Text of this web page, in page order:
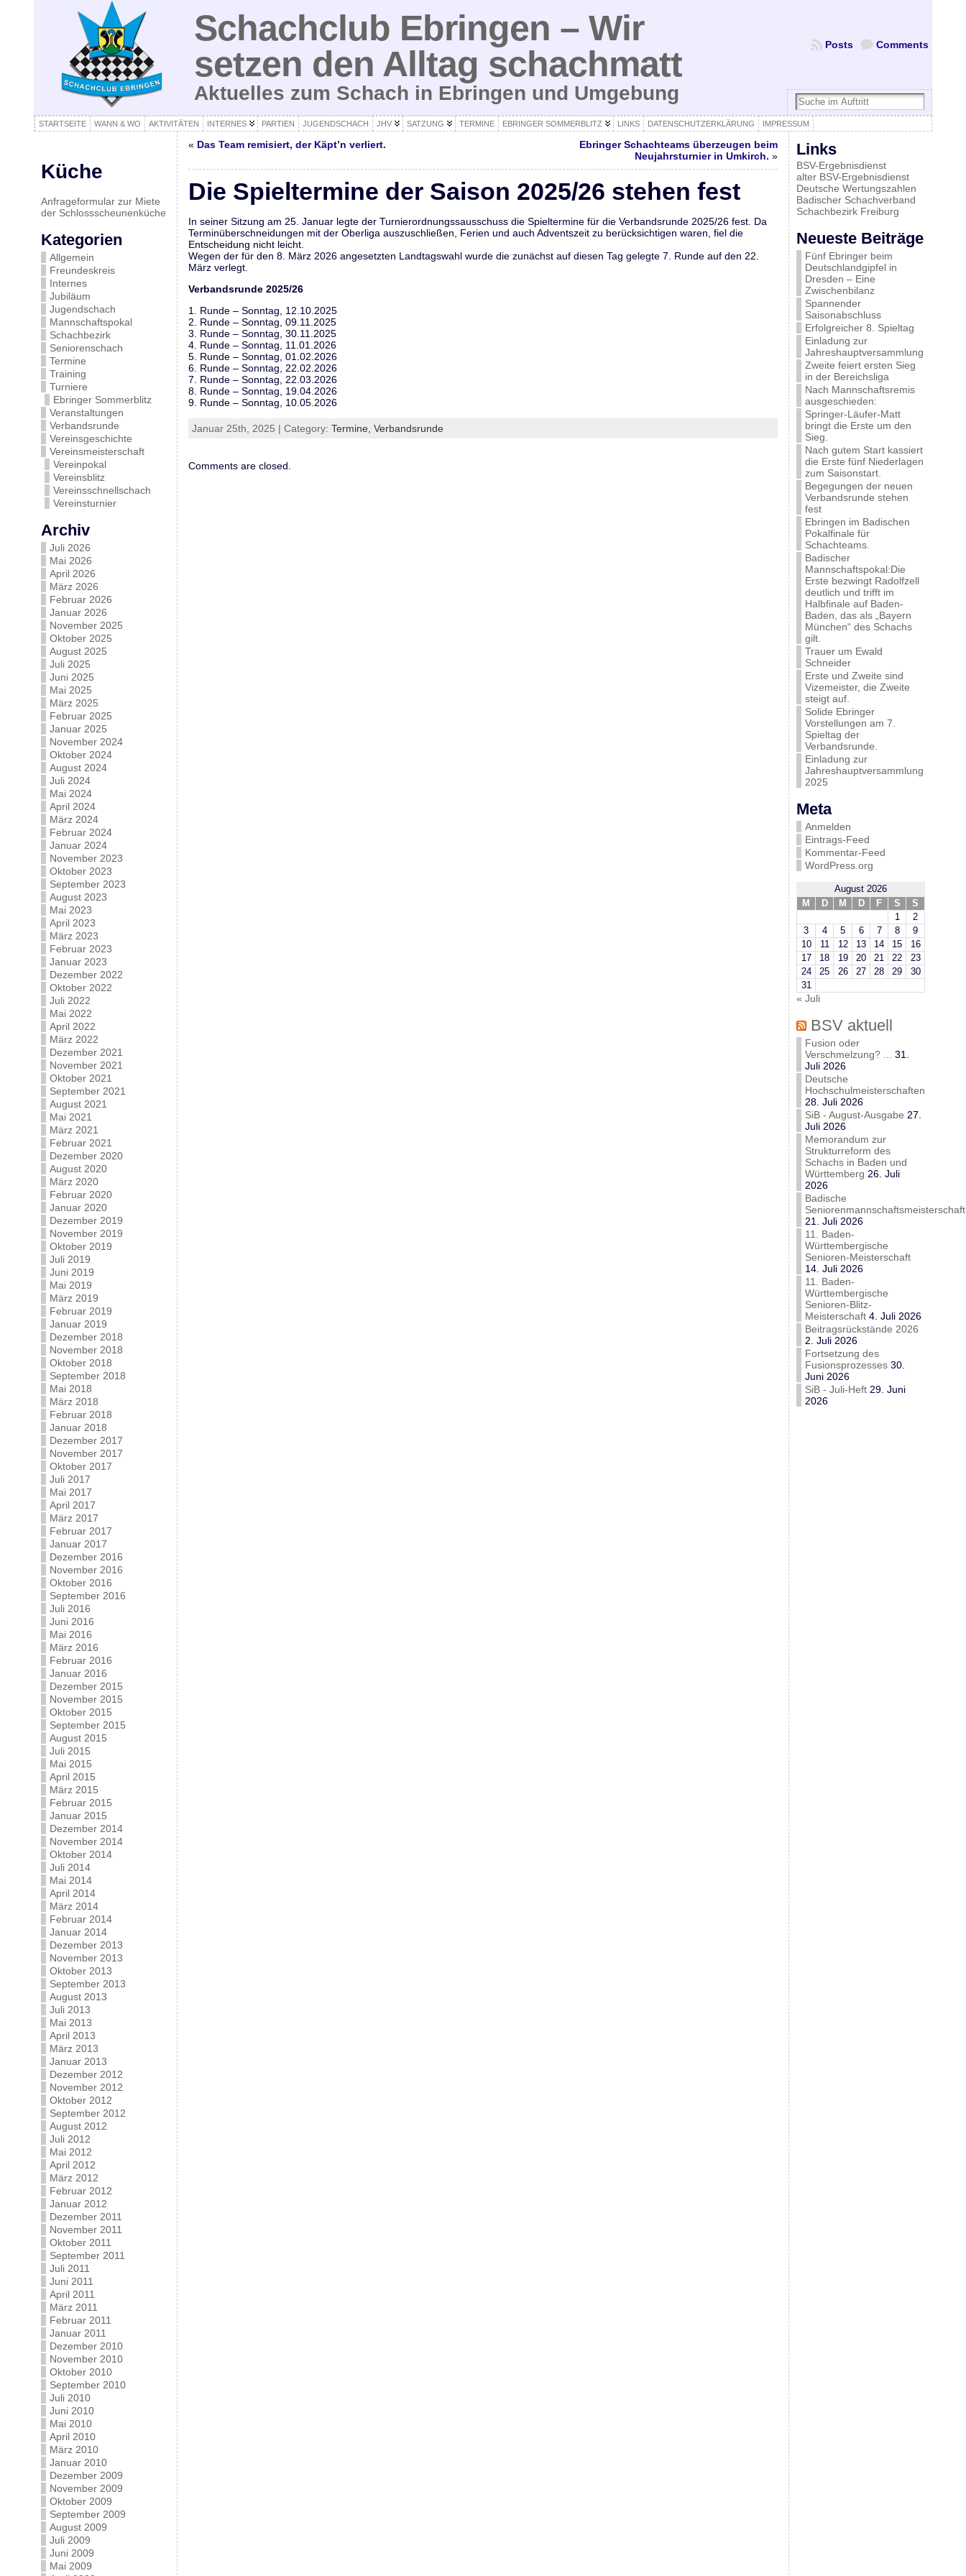
Schachclub Ebringen – Wir
setzen den Alltag schachmatt
Aktuelles zum Schach in Ebringen und Umgebung
Comments
Posts
STARTSEITE WANN & WO AKTIVITÄTEN INTERNES PARTIEN JUGENDSCHACH JHV SATZUNG TERMINE EBRINGER SOMMERBLITZ LINKS DATENSCHUTZERKLÄRUNG IMPRESSUM
Küche
Anfrageformular zur Miete
der Schlossscheunenküche
Kategorien
Allgemein
Freundeskreis
Internes
Jubiläum
Jugendschach
Mannschaftspokal
Schachbezirk
Seniorenschach
Termine
Training
Turniere
Ebringer Sommerblitz
Veranstaltungen
Verbandsrunde
Vereinsgeschichte
Vereinsmeisterschaft
Vereinpokal
Vereinsblitz
Vereinsschnellschach
Vereinsturnier
Archiv
Juli 2026
Mai 2026
April 2026
März 2026
Februar 2026
Januar 2026
November 2025
Oktober 2025
August 2025
Juli 2025
Juni 2025
Mai 2025
März 2025
Februar 2025
Januar 2025
November 2024
Oktober 2024
August 2024
Juli 2024
Mai 2024
April 2024
März 2024
Februar 2024
Januar 2024
November 2023
Oktober 2023
September 2023
August 2023
Mai 2023
April 2023
März 2023
Februar 2023
Januar 2023
Dezember 2022
Oktober 2022
Juli 2022
Mai 2022
April 2022
März 2022
Dezember 2021
November 2021
Oktober 2021
September 2021
August 2021
Mai 2021
März 2021
Februar 2021
Dezember 2020
August 2020
März 2020
Februar 2020
Januar 2020
Dezember 2019
November 2019
Oktober 2019
Juli 2019
Juni 2019
Mai 2019
März 2019
Februar 2019
Januar 2019
Dezember 2018
November 2018
Oktober 2018
September 2018
Mai 2018
März 2018
Februar 2018
Januar 2018
Dezember 2017
November 2017
Oktober 2017
Juli 2017
Mai 2017
April 2017
März 2017
Februar 2017
Januar 2017
Dezember 2016
November 2016
Oktober 2016
September 2016
Juli 2016
Juni 2016
Mai 2016
März 2016
Februar 2016
Januar 2016
Dezember 2015
November 2015
Oktober 2015
September 2015
August 2015
Juli 2015
Mai 2015
April 2015
März 2015
Februar 2015
Januar 2015
Dezember 2014
November 2014
Oktober 2014
Juli 2014
Mai 2014
April 2014
März 2014
Februar 2014
Januar 2014
Dezember 2013
November 2013
Oktober 2013
September 2013
August 2013
Juli 2013
Mai 2013
April 2013
März 2013
Januar 2013
Dezember 2012
November 2012
Oktober 2012
September 2012
August 2012
Juli 2012
Mai 2012
April 2012
März 2012
Februar 2012
Januar 2012
Dezember 2011
November 2011
Oktober 2011
September 2011
Juli 2011
Juni 2011
April 2011
März 2011
Februar 2011
Januar 2011
Dezember 2010
November 2010
Oktober 2010
September 2010
Juli 2010
Juni 2010
Mai 2010
April 2010
März 2010
Januar 2010
Dezember 2009
November 2009
Oktober 2009
September 2009
August 2009
Juli 2009
Juni 2009
Mai 2009
« Das Team remisiert, der Käpt’n verliert.
Ebringer Schachteams überzeugen beim
Neujahrsturnier in Umkirch. »
Die Spieltermine der Saison 2025/26 stehen fest
In seiner Sitzung am 25. Januar legte der Turnierordnungssausschuss die Spieltermine für die Verbandsrunde 2025/26 fest. Da
Terminüberschneidungen mit der Oberliga auszuschließen, Ferien und auch Adventszeit zu berücksichtigen waren, fiel die
Entscheidung nicht leicht.
Wegen der für den 8. März 2026 angesetzten Landtagswahl wurde die zunächst auf diesen Tag gelegte 7. Runde auf den 22.
März verlegt.
Verbandsrunde 2025/26
1. Runde – Sonntag, 12.10.2025
2. Runde – Sonntag, 09.11.2025
3. Runde – Sonntag, 30.11.2025
4. Runde – Sonntag, 11.01.2026
5. Runde – Sonntag, 01.02.2026
6. Runde – Sonntag, 22.02.2026
7. Runde – Sonntag, 22.03.2026
8. Runde – Sonntag, 19.04.2026
9. Runde – Sonntag, 10.05.2026
Januar 25th, 2025 | Category: Termine, Verbandsrunde
Comments are closed.
Links
BSV-Ergebnisdienst
alter BSV-Ergebnisdienst
Deutsche Wertungszahlen
Badischer Schachverband
Schachbezirk Freiburg
Neueste Beiträge
Fünf Ebringer beim
Deutschlandgipfel in
Dresden – Eine
Zwischenbilanz
Spannender
Saisonabschluss
Erfolgreicher 8. Spieltag
Einladung zur
Jahreshauptversammlung
Zweite feiert ersten Sieg
in der Bereichsliga
Nach Mannschaftsremis
ausgeschieden:
Springer-Läufer-Matt
bringt die Erste um den
Sieg.
Nach gutem Start kassiert
die Erste fünf Niederlagen
zum Saisonstart.
Begegungen der neuen
Verbandsrunde stehen
fest
Ebringen im Badischen
Pokalfinale für
Schachteams.
Badischer
Mannschaftspokal:Die
Erste bezwingt Radolfzell
deutlich und trifft im
Halbfinale auf Baden-
Baden, das als „Bayern
München“ des Schachs
gilt.
Trauer um Ewald
Schneider
Erste und Zweite sind
Vizemeister, die Zweite
steigt auf.
Solide Ebringer
Vorstellungen am 7.
Spieltag der
Verbandsrunde.
Einladung zur
Jahreshauptversammlung
2025
Meta
Anmelden
Eintrags-Feed
Kommentar-Feed
WordPress.org
August 2026
M
D M D F S
S
1
2
3
4 5 6 7 8
9
10
11 12 13 14 15
16
17
18 19 20 21 22
23
24
25 26 27 28 29
30
31
« Juli
BSV aktuell
Fusion oder
Verschmelzung? ...
31.
Juli 2026
Deutsche
Hochschulmeisterschaften
28. Juli 2026
SiB - August-Ausgabe 27.
Juli 2026
Memorandum zur
Strukturreform des
Schachs in Baden und
Württemberg 26. Juli
2026
Badische
Seniorenmannschaftsmeisterschaft
21. Juli 2026
11. Baden-
Württembergische
Senioren-Meisterschaft
14. Juli 2026
11. Baden-
Württembergische
Senioren-Blitz-
Meisterschaft 4. Juli 2026
Beitragsrückstände 2026
2. Juli 2026
Fortsetzung des
Fusionsprozesses 30.
Juni 2026
SiB - Juli-Heft 29. Juni
2026